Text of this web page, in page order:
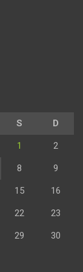
S D
1 2
8 9
15 16
22 23
29 30